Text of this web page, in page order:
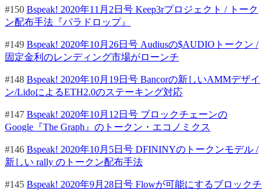
#150 Bspeak! 2020年11月2日号 Keep3rプロジェクト / トーク
ン配布手法『パラドロップ』
#149 Bspeak! 2020年10月26日号 Audiusの$AUDIOトークン /
固定金利のレンディング市場がローンチ
#148 Bspeak! 2020年10月19日号 Bancorの新しいAMMデザイ
ン/LidoによるETH2.0のステーキング対応
#147 Bspeak! 2020年10月12日号 ブロックチェーンの
Google『The Graph』のトークン・エコノミクス
#146 Bspeak! 2020年10月5日号 DFININYのトークンモデル /
新しい rally のトークン配布手法
#145 Bspeak! 2020年9月28日号 Flowが可能にするブロックチ